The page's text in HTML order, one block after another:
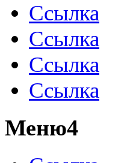
Ссылка
Ссылка
Ссылка
Ссылка
Меню4